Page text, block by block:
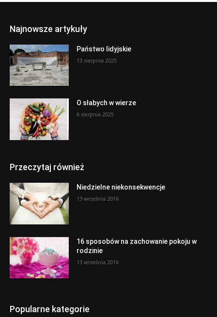
Najnowsze artykuły
Państwo lidyjskie
13 sierpnia 2025
O słabych w wierze
6 sierpnia 2025
Przeczytaj również
Niedzielne niekonsekwencje
13 września 2016
16 sposobów na zachowanie pokoju w
rodzinie
13 września 2016
Popularne kategorie